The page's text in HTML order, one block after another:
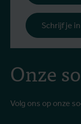
Onze
Volg ons op onze
Schrijf je